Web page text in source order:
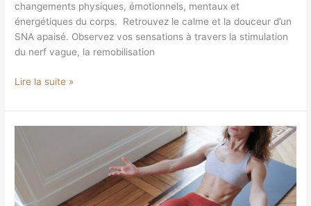
changements physiques, émotionnels, mentaux et
énergétiques du corps. Retrouvez le calme et la douceur d’un
SNA apaisé. Observez vos sensations à travers la stimulation
du nerf vague, la remobilisation
Lire la suite »
Respiration
abdominaux
hypopressifs